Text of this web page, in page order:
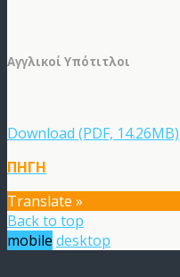
Αγγλικοί Υπότιτλοι
Download (PDF, 14.26MB)
ΠΗΓΗ
Translate »
Back to top
mobile desktop